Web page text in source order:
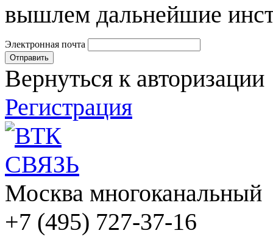
вышлем дальнейшие
Электронная почта
Вернуться к авторизации
Регистрация
Москва многоканальный
+7 (495) 727-37-16